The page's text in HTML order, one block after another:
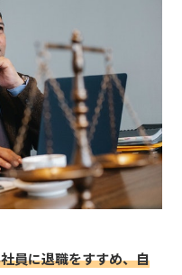
員に退職をすすめ、自